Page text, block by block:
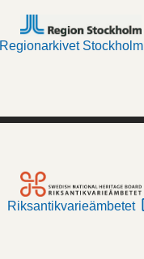
Regionarkivet Stockholm
Riksantikvarieämbetet